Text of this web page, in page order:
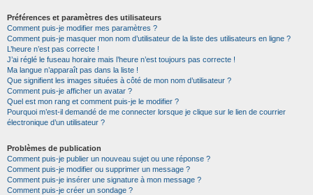
Préférences et paramètres des utilisateurs
Comment puis-je modifier mes paramètres ?
Comment puis-je masquer mon nom d’utilisateur de la liste des utilisateurs en ligne ?
L’heure n’est pas correcte !
J’ai réglé le fuseau horaire mais l’heure n’est toujours pas correcte !
Ma langue n’apparaît pas dans la liste !
Que signifient les images situées à côté de mon nom d’utilisateur ?
Comment puis-je afficher un avatar ?
Quel est mon rang et comment puis-je le modifier ?
Pourquoi m’est-il demandé de me connecter lorsque je clique sur le lien de courrier
électronique d’un utilisateur ?
Problèmes de publication
Comment puis-je publier un nouveau sujet ou une réponse ?
Comment puis-je modifier ou supprimer un message ?
Comment puis-je insérer une signature à mon message ?
Comment puis-je créer un sondage ?